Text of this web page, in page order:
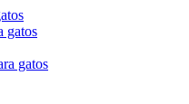
gatos
gatos